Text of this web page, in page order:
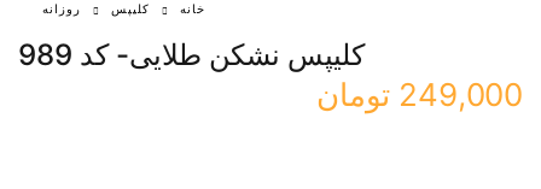
خانه کلیپس روزانه
کلیپس نشکن طلایی- کد 989
249,000 تومان